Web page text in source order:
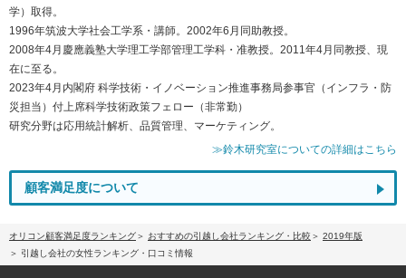
学）取得。
1996年筑波大学社会工学系・講師。2002年6月同助教授。
2008年4月慶應義塾大学理工学部管理工学科・准教授。2011年4月同教授、現
在に至る。
2023年4月内閣府 科学技術・イノベーション推進事務局参事官（インフラ・防
災担当）付上席科学技術政策フェロー（非常勤）
研究分野は応用統計解析、品質管理、マーケティング。
≫鈴木研究室についての詳細はこちら
顧客満足度について
オリコン顧客満足度ランキング おすすめの引越し会社ランキング・比較
2019年版
引越し会社の女性ランキング・口コミ情報